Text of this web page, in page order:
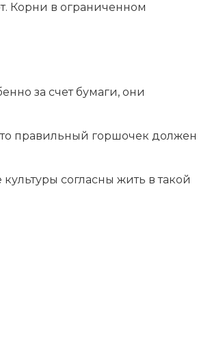
Корни в ограниченном
за счет бумаги, они
правильный горшочек должен
согласны жить в такой